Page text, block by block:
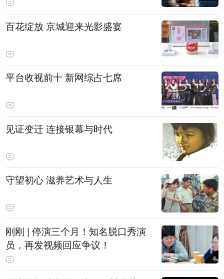
百花绽放 京城迎来光影盛宴
平台收视前十 新网综占七席
见证变迁 连接银幕与时代
守望初心 滋养艺术与人生
刚刚 | 停演三个月！知名脱口秀演
员，再发视频回应争议！